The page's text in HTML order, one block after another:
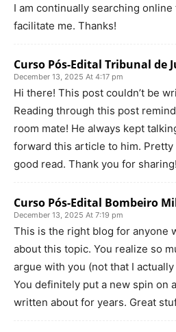
I am continually searching
facilitate me. Thanks!
Curso Pós-Edital Tribunal de
December 13, 2025 At 4:17 pm
Hi there! This post couldn’t be
Reading through this post
room mate! He always kept
forward this article to him. Pretty
good read. Thank you for sharing!
Curso Pós-Edital Bombeiro
December 13, 2025 At 7:19 pm
This is the right blog for anyone
about this topic. You realize so
argue with you (not that I
You definitely put a new spin on
written about for years. Great